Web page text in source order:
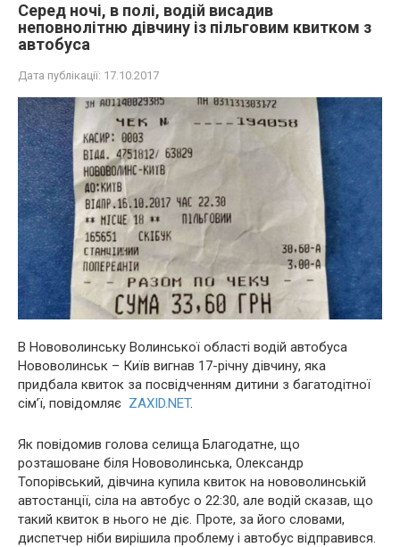
Серед ночі, в полі, водій висадив
неповнолітню дівчину із пільговим квитком з
автобуса
Дата публікації: 17.10.2017
В Нововолинську Волинської області водій автобуса
Нововолинськ – Київ вигнав 17-річну дівчину, яка
придбала квиток за посвідченням дитини з багатодітної
сім’ї, повідомляє ZAXID.NET.
Як повідомив голова селища Благодатне, що
розташоване біля Нововолинська, Олександр
Топорівський, дівчина купила квиток на нововолинській
автостанції, сіла на автобус о 22:30, але водій сказав, що
такий квиток в нього не діє. Проте, за його словами,
диспетчер ніби вирішила проблему і автобус відправився.